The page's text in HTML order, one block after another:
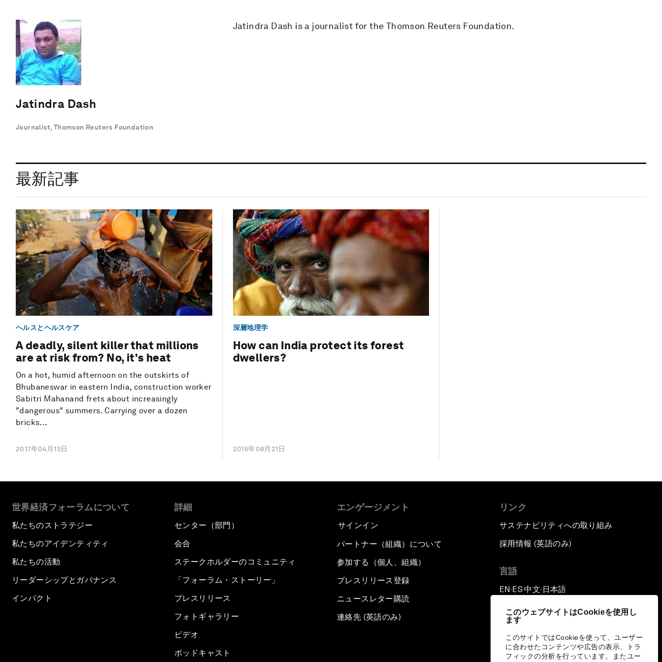
このウェブサイトはCookieを使用し
ます
このサイトではCookieを使って、ユーザー
に合わせたコンテンツや広告の表示、トラ
フィックの分析を行っています。またユー
Jatindra Dash
Journalist, Thomson Reuters Foundation
Jatindra Dash is a journalist for the Thomson Reuters Foundation.
最新記事
ヘルスとヘルスケア
A deadly, silent killer that millions
are at risk from? No, it's heat
On a hot, humid afternoon on the outskirts of
Bhubaneswar in eastern India, construction worker
Sabitri Mahanand frets about increasingly
"dangerous" summers. Carrying over a dozen
bricks...
2017年04月13日
深層地理学
How can India protect its forest
dwellers?
2015年08月21日
世界経済フォーラムについて
私たちのストラテジー
私たちのアイデンティティ
私たちの活動
リーダーシップとガバナンス
インパクト
詳細
センター（部門）
会合
ステークホルダーのコミュニティ
「フォーラム・ストーリー」
プレスリリース
フォトギャラリー
ビデオ
ポッドキャスト
エンゲージメント
サインイン
パートナー（組織）について
参加する（個人、組織）
プレスリリース登録
ニュースレター購読
連絡先 (英語のみ)
リンク
サステナビリティへの取り組み
採用情報 (英語のみ)
言語
EN ▪ ES▪中文▪ 日本語